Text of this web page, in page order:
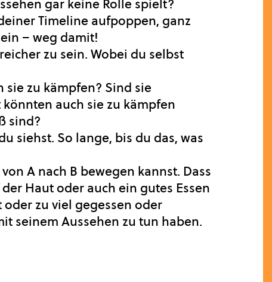
gar keine Rolle spielt?
Timeline aufpoppen, ganz
– weg damit!
zu sein. Wobei du selbst
sie zu kämpfen? Sind sie
auch sie zu kämpfen
sind?
siehst. So lange, bis du das, was
A nach B bewegen kannst. Dass
Haut oder auch ein gutes Essen
zu viel gegessen oder
seinem Aussehen zu tun haben.